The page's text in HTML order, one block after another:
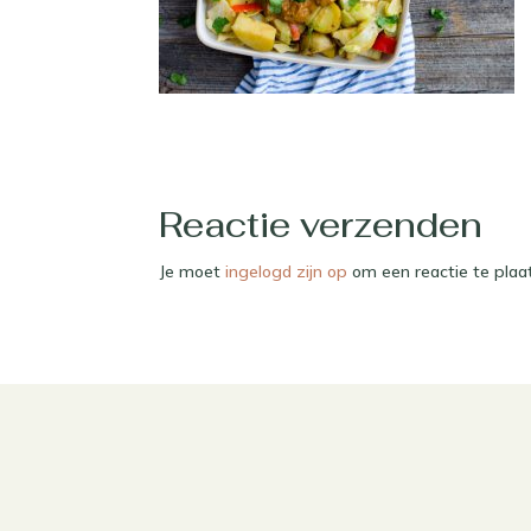
Reactie verzenden
Je moetingelogd zijn op om een reactie te